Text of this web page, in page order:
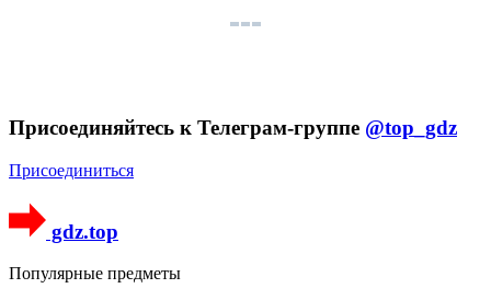
Присоединяйтесь к Телеграм-группе @top_gdz
Присоединиться
gdz.top
Популярные предметы